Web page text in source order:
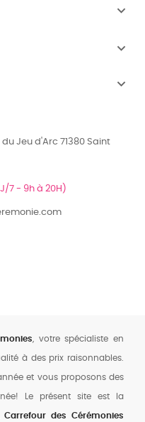



Jeu d'Arc 71380 Saint
7 - 9h à 20H)
, votre spécialiste en
à des prix raisonnables.
et vous proposons des
Le présent site est la
Carrefour des Cérémonies